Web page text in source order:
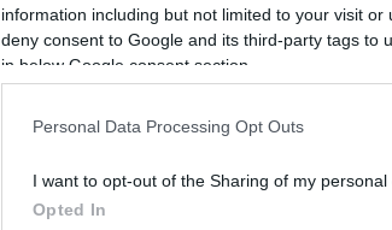
information including but not limited to your visit
deny consent to Google and its third-party tags to
in below Google consent section.
Personal Data Processing Opt Outs
I want to opt-out of the Sharing of my personal
Opted In